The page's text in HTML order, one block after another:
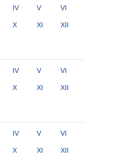
IV V VI
X XI XII
IV V VI
X XI XII
IV V VI
X XI XII